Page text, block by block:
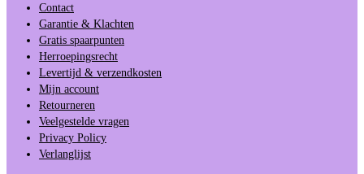
Contact
Garantie & Klachten
Gratis spaarpunten
Herroepingsrecht
Levertijd & verzendkosten
Mijn account
Retourneren
Veelgestelde vragen
Privacy Policy
Verlanglijst